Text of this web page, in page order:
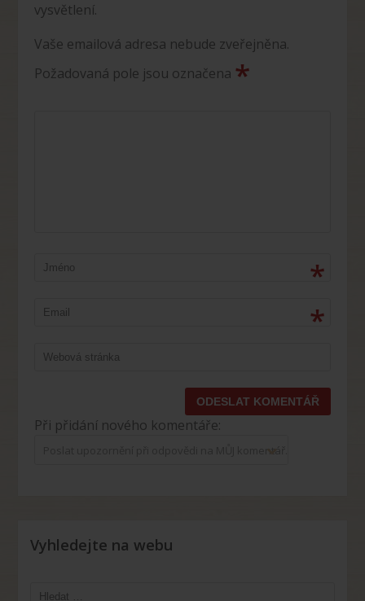
vysvětlení.
Vaše emailová adresa nebude zveřejněna.
Požadovaná pole jsou označena *
*
*
Při přidání nového komentáře:
Vyhledejte na webu
Vyhledávání